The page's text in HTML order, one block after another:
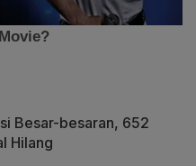
Besar-besaran, 652
Hilang